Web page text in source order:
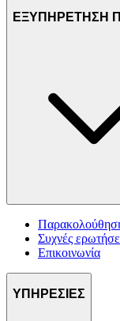
ΕΞΥΠΗΡΕΤΗΣΗ
Συχνές
Επικοινωνία
ΥΠΗΡΕΣΙΕΣ